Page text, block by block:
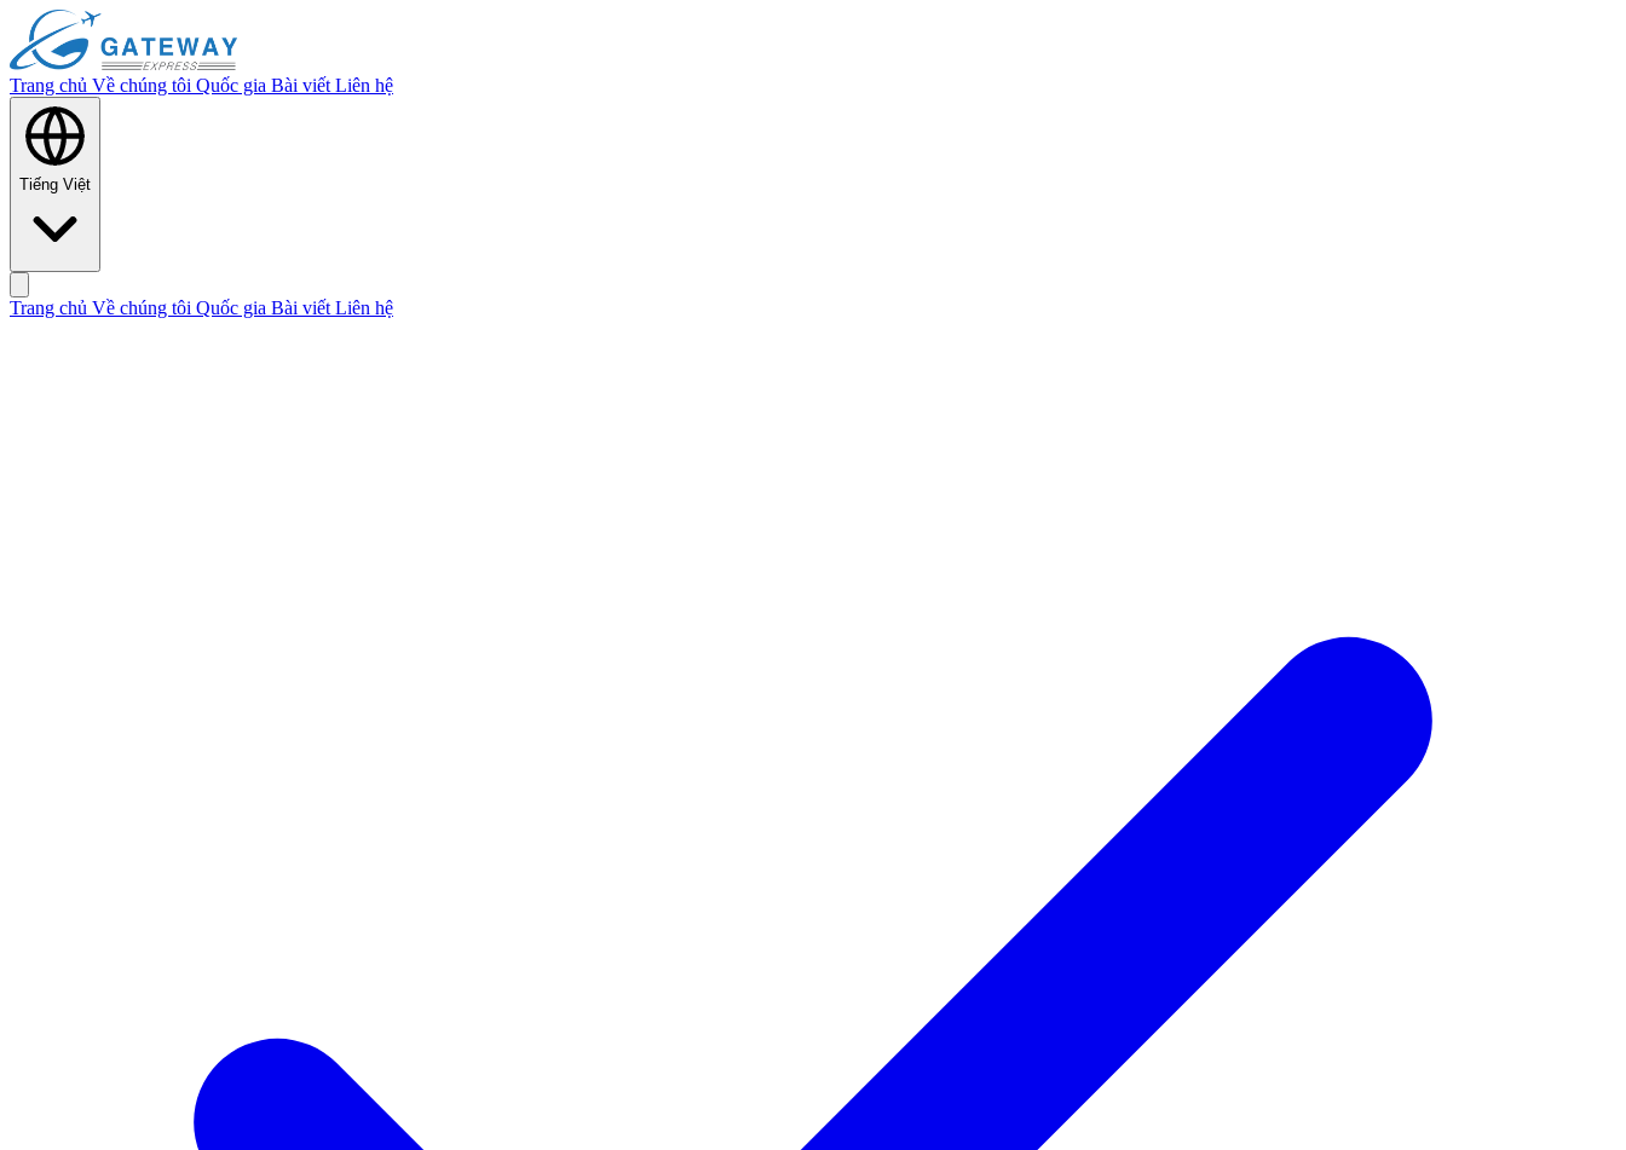
Trang chủ Về chúng tôi Quốc gia Bài viết Liên hệ
Tiếng Việt
Trang chủ Về chúng tôi Quốc gia Bài viết Liên hệ